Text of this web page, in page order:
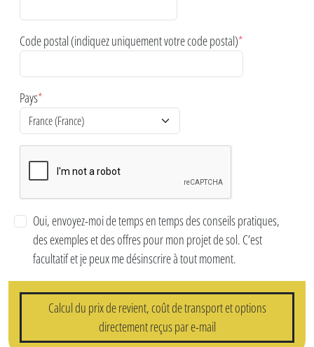
Code postal (indiquez uniquement votre code postal)*
Pays*
Oui, envoyez-moi de temps en temps des conseils pratiques,
des exemples et des offres pour mon projet de sol. C’est
facultatif et je peux me désinscrire à tout moment.
Calcul du prix de revient, coût de transport et options
directement reçus par e-mail